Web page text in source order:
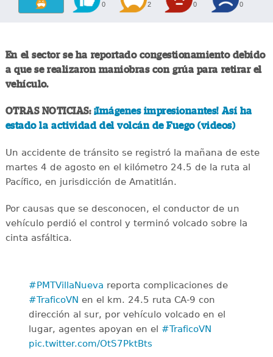
0 2 0 0
En el sector se ha reportado congestionamiento debido
a que se realizaron maniobras con grúa para retirar el
vehículo.
OTRAS NOTICIAS: ¡Imágenes impresionantes! Así ha
estado la actividad del volcán de Fuego (videos)
Un accidente de tránsito se registró la mañana de este
martes 4 de agosto en el kilómetro 24.5 de la ruta al
Pacífico, en jurisdicción de Amatitlán.
Por causas que se desconocen, el conductor de un
vehículo perdió el control y terminó volcado sobre la
cinta asfáltica.
#PMTVillaNueva reporta complicaciones de
#TraficoVN en el km. 24.5 ruta CA-9 con
dirección al sur, por vehículo volcado en el
lugar, agentes apoyan en el #TraficoVN
pic.twitter.com/OtS7PktBts